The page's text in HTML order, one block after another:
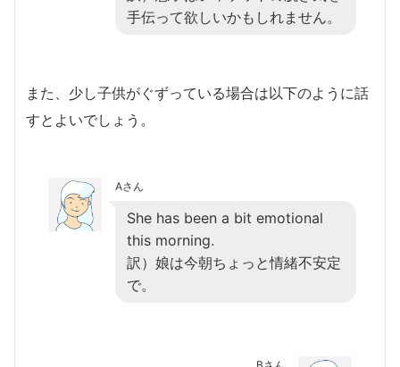
手伝って欲しいかもしれません。
また、少し子供がぐずっている場合は以下のように話
すとよいでしょう。
Aさん
She has been a bit emotional
this morning.
訳）娘は今朝ちょっと情緒不安定
で。